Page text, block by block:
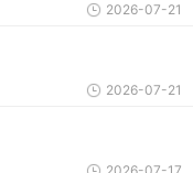
2026-07-21
2026-07-21